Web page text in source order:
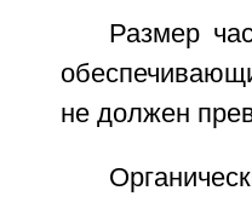
Размер
не должен